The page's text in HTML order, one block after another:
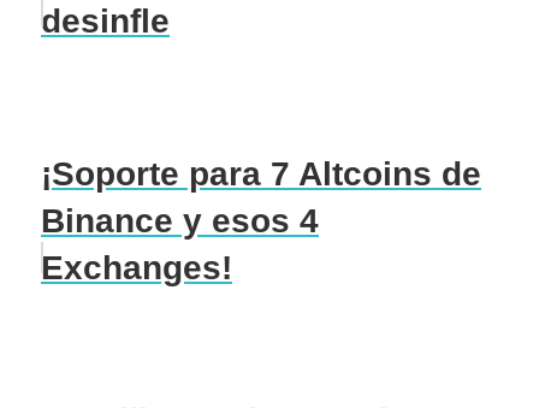
desinfle
¡Soporte para 7 Altcoins de
Binance y esos 4
Exchanges!